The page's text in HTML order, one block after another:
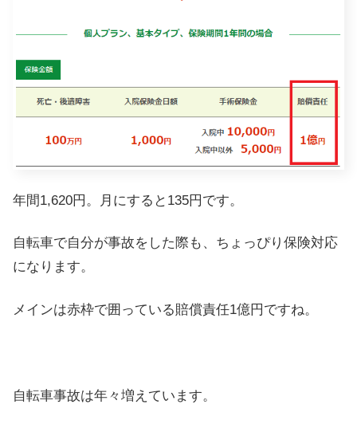
年間1,620円。月にすると135円です。
自転車で自分が事故をした際も、ちょっぴり保険対応
になります。
メインは赤枠で囲っている賠償責任1億円ですね。
自転車事故は年々増えています。